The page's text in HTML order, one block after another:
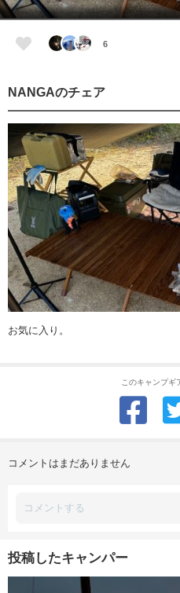
6
NANGAのチェア
お気に入り。
このキャンプギ
コメントはまだありません
投稿したキャンパー